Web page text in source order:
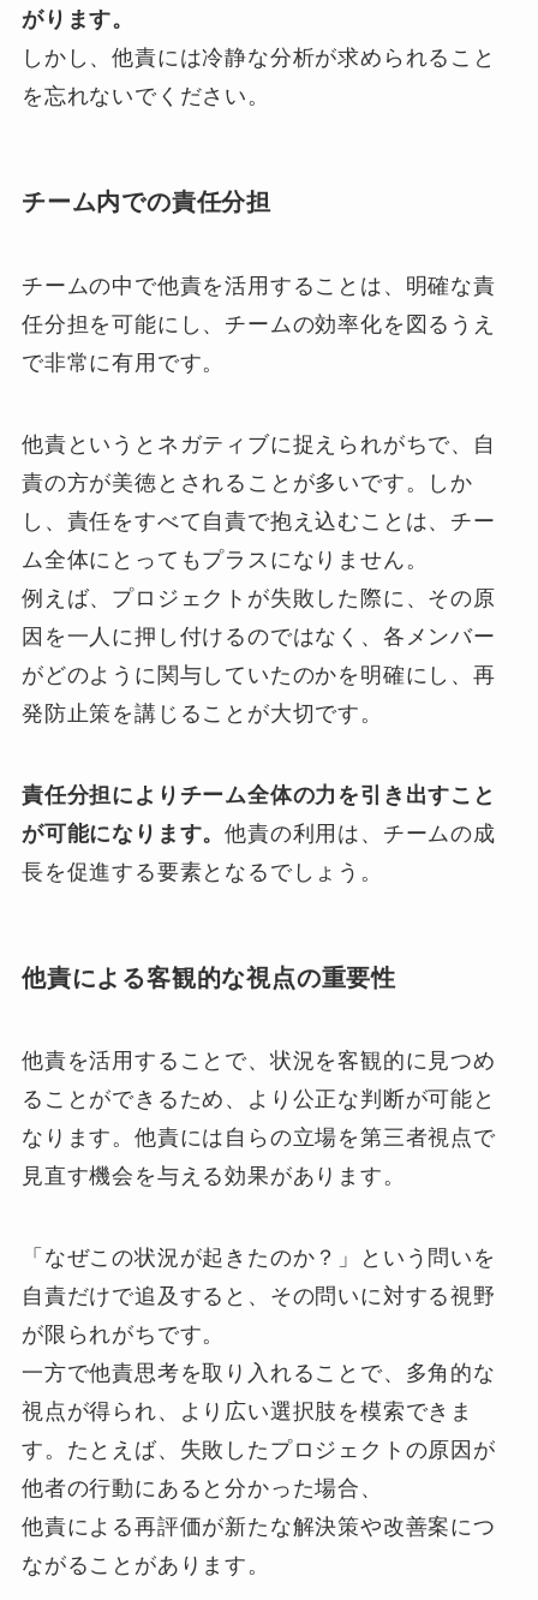
がります。
しかし、他責には冷静な分析が求められること
を忘れないでください。
チーム内での責任分担
チームの中で他責を活用することは、明確な責
任分担を可能にし、チームの効率化を図るうえ
で非常に有用です。
他責というとネガティブに捉えられがちで、自
責の方が美徳とされることが多いです。しか
し、責任をすべて自責で抱え込むことは、チー
ム全体にとってもプラスになりません。
例えば、プロジェクトが失敗した際に、その原
因を一人に押し付けるのではなく、各メンバー
がどのように関与していたのかを明確にし、再
発防止策を講じることが大切です。
責任分担によりチーム全体の力を引き出すこと
が可能になります。他責の利用は、チームの成
長を促進する要素となるでしょう。
他責による客観的な視点の重要性
他責を活用することで、状況を客観的に見つめ
ることができるため、より公正な判断が可能と
なります。他責には自らの立場を第三者視点で
見直す機会を与える効果があります。
「なぜこの状況が起きたのか？」という問いを
自責だけで追及すると、その問いに対する視野
が限られがちです。
一方で他責思考を取り入れることで、多角的な
視点が得られ、より広い選択肢を模索できま
す。たとえば、失敗したプロジェクトの原因が
他者の行動にあると分かった場合、
他責による再評価が新たな解決策や改善案につ
ながることがあります。